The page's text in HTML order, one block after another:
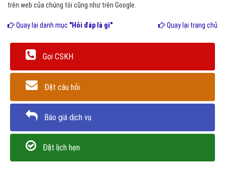
trên web của chúng tôi cũng như trên Google.
Quay lại danh mục "Hỏi đáp là gì" Quay lại trang chủ
Gọi CSKH
Đặt câu hỏi
Báo giá dịch vụ
Đặt lịch hẹn